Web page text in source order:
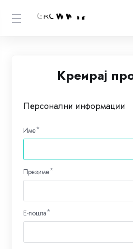
Креирај
Персонални информации
Име
Презиме
E-пошта